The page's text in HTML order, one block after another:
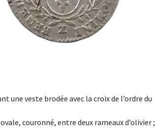
une veste brodée avec la croix de l’ordre du
couronné, entre deux rameaux d’olivier ;